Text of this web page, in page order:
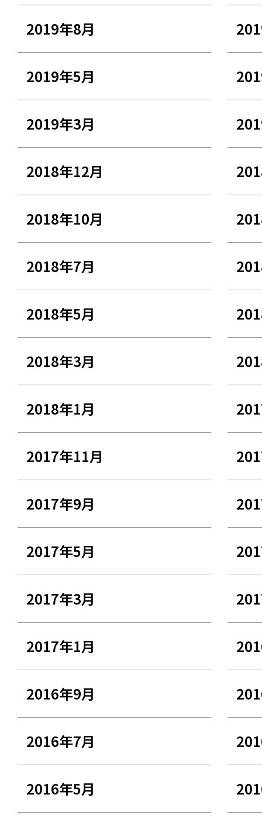
2019年8月
2019年5月
2019年3月
2018年12月
2018年10月
2018年7月
2018年5月
2018年3月
2018年1月
2017年11月
2017年9月
2017年5月
2017年3月
2017年1月
2016年9月
2016年7月
2016年5月